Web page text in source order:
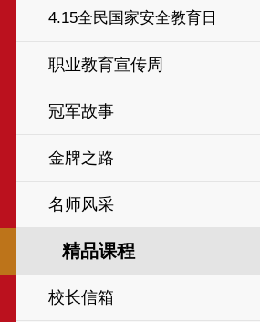
4.15全民国家安全教育日
职业教育宣传周
冠军故事
金牌之路
名师风采
精品课程
校长信箱